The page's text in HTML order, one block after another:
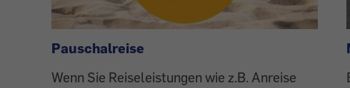
Pauschalreise
Wenn Sie Reiseleistungen wie z.B. Anreise